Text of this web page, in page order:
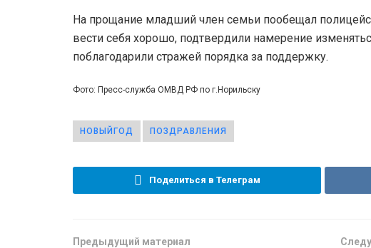
На прощание младший член семьи пообещал
вести себя хорошо, подтвердили намерение
поблагодарили стражей порядка за поддержку.
Фото: Пресс-служба ОМВД РФ по г.Норильску
НОВЫЙГОД ПОЗДРАВЛЕНИЯ
Поделиться в Телеграм
Предыдущий материал